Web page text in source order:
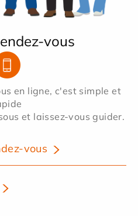
vous
en ligne, c'est simple et
et laissez-vous guider.
vous